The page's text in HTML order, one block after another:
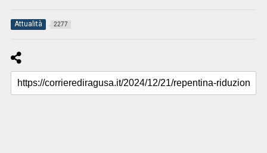
Attualità 2277